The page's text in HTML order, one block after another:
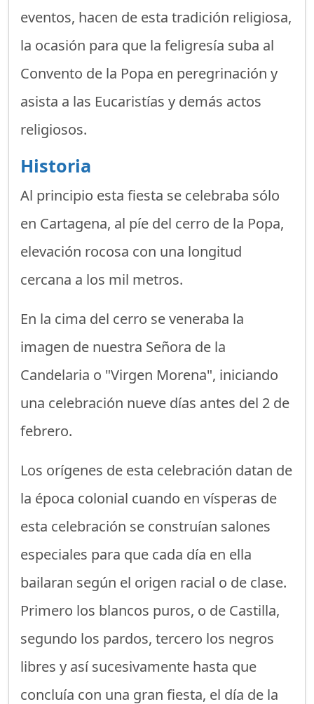
eventos, hacen de esta tradición religiosa,
la ocasión para que la feligresía suba al
Convento de la Popa en peregrinación y
asista a las Eucaristías y demás actos
religiosos.
Historia
Al principio esta fiesta se celebraba sólo
en Cartagena, al píe del cerro de la Popa,
elevación rocosa con una longitud
cercana a los mil metros.
En la cima del cerro se veneraba la
imagen de nuestra Señora de la
Candelaria o "Virgen Morena", iniciando
una celebración nueve días antes del 2 de
febrero.
Los orígenes de esta celebración datan de
la época colonial cuando en vísperas de
esta celebración se construían salones
especiales para que cada día en ella
bailaran según el origen racial o de clase.
Primero los blancos puros, o de Castilla,
segundo los pardos, tercero los negros
libres y así sucesivamente hasta que
concluía con una gran fiesta, el día de la